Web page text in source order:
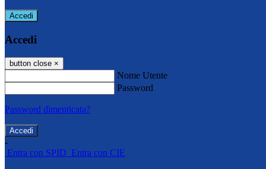
Accedi
Accedi
button close ×
Nome Utente
Password
Password dimenticata?
-
Entra con SPID Entra con CIE